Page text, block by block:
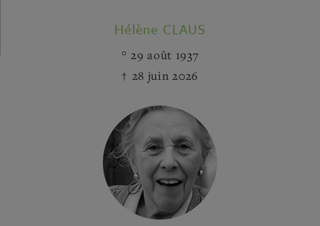
Hélène CLAUS
29 août 1937
28 juin 2026